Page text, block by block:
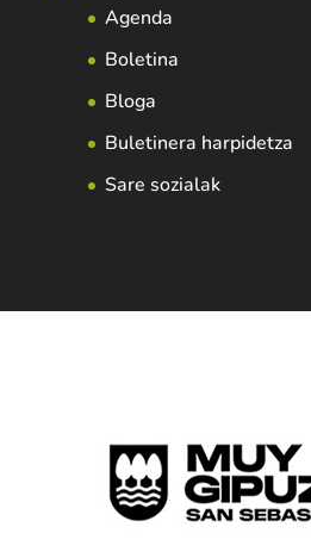
Agenda
Boletina
Bloga
Buletinera harpidetza
Sare sozialak